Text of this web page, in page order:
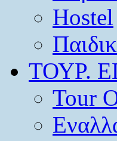
Hostel
ΤΟΥΡ.
Tour